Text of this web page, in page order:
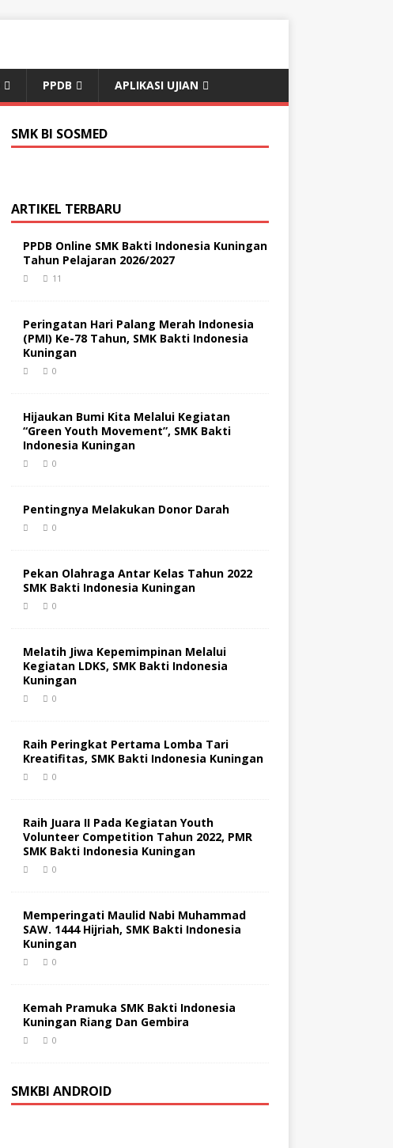
PPDB APLIKASI UJIAN
SMK BI SOSMED
ARTIKEL TERBARU
PPDB Online SMK Bakti Indonesia Kuningan
Tahun Pelajaran 2026/2027
11
Peringatan Hari Palang Merah Indonesia
(PMI) Ke-78 Tahun, SMK Bakti Indonesia
Kuningan
0
Hijaukan Bumi Kita Melalui Kegiatan
“Green Youth Movement”, SMK Bakti
Indonesia Kuningan
0
Pentingnya Melakukan Donor Darah
0
Pekan Olahraga Antar Kelas Tahun 2022
SMK Bakti Indonesia Kuningan
0
Melatih Jiwa Kepemimpinan Melalui
Kegiatan LDKS, SMK Bakti Indonesia
Kuningan
0
Raih Peringkat Pertama Lomba Tari
Kreatifitas, SMK Bakti Indonesia Kuningan
0
Raih Juara II Pada Kegiatan Youth
Volunteer Competition Tahun 2022, PMR
SMK Bakti Indonesia Kuningan
0
Memperingati Maulid Nabi Muhammad
SAW. 1444 Hijriah, SMK Bakti Indonesia
Kuningan
0
Kemah Pramuka SMK Bakti Indonesia
Kuningan Riang Dan Gembira
0
SMKBI ANDROID